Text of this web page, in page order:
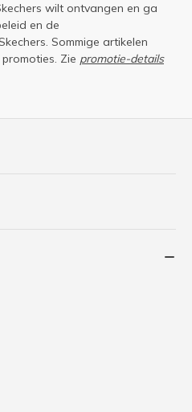
wilt ontvangen en ga
en de
Sommige artikelen
Zie promotie-details